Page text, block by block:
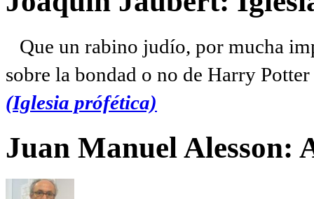
Que un rabino judío, por mucha
sobre la bondad o no de Harry
(Iglesia prófética)
Juan Manuel Alesson: